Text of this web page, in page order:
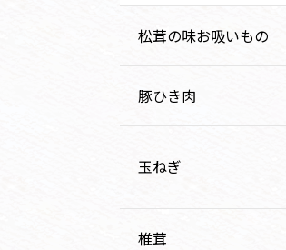
松茸の味お吸いもの
豚ひき肉
玉ねぎ
椎茸